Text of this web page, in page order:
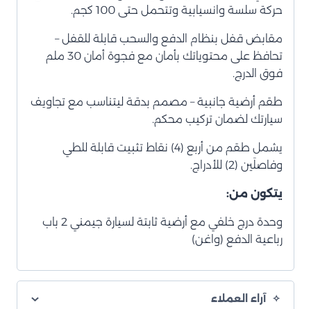
حركة سلسة وانسيابية وتتحمل حتى 100 كجم.
مقابض قفل بنظام الدفع والسحب قابلة للقفل –
تحافظ على محتوياتك بأمان مع فجوة أمان 30 ملم
فوق الدرج.
طقم أرضية جانبية – مصمم بدقة ليتناسب مع تجاويف
سيارتك لضمان تركيب محكم.
يشمل طقم من أربع (4) نقاط تثبيت قابلة للطي
وفاصلَين (2) للأدراج.
يتكون من:
وحدة درج خلفي مع أرضية ثابتة لسيارة جيمني 2 باب
رباعية الدفع (واغن)
آراء العملاء